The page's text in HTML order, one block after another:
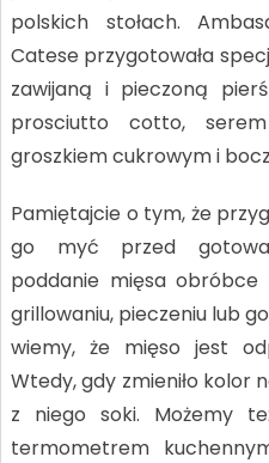
polskich stołach.
Catese przygotowała
zawijaną i pieczoną
prosciutto cotto,
groszkiem cukrowym i
Pamiętajcie o tym, że
go myć przed
poddanie mięsa obróbce
grillowaniu, pieczeniu lub
wiemy, że mięso jest
Wtedy, gdy zmieniło kolor
z niego soki. Możemy
termometrem